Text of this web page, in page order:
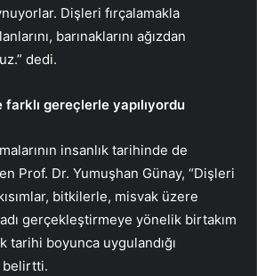
Dişleri fırçalamakla
barınaklarını ağızdan
dedi.
farklı gereçlerle yapılıyordu
insanlık tarihinde de
Prof. Dr. Yumuşhan Günay, “Dişleri
bitkilerle, misvak üzere
gerçekleştirmeye yönelik birtakım
tarihi boyunca uygulandığı
belirtti.